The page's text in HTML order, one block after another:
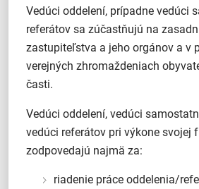
Vedúci oddelení, prípadne vedúci
referátov sa zúčastňujú na
zastupiteľstva a jeho orgánov a v
verejných zhromaždeniach
časti.
Vedúci oddelení, vedúci
vedúci referátov pri výkone svojej
zodpovedajú najmä za:
riadenie práce oddelenia/